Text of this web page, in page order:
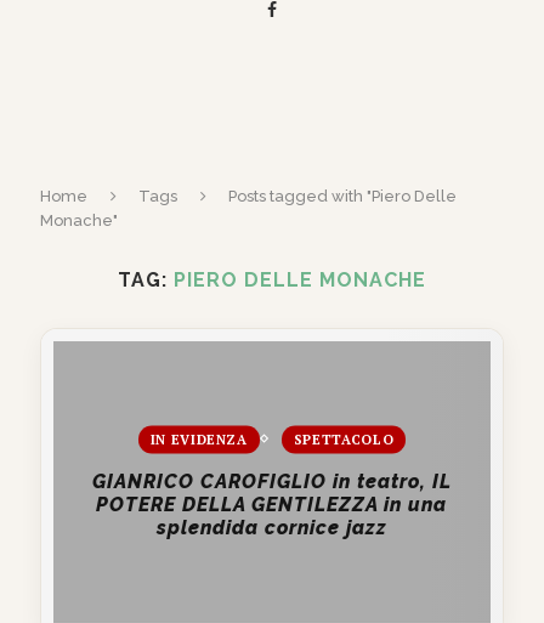
Home Tags
Posts tagged with "Piero Delle
Monache"
TAG: PIERO DELLE MONACHE
IN EVIDENZA SPETTACOLO
GIANRICO CAROFIGLIO in teatro, IL
POTERE DELLA GENTILEZZA in una
splendida cornice jazz